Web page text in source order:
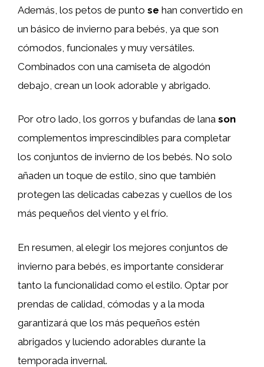
Además, los petos de punto se han convertido en
un básico de invierno para bebés, ya que son
cómodos, funcionales y muy versátiles.
Combinados con una camiseta de algodón
debajo, crean un look adorable y abrigado.
Por otro lado, los gorros y bufandas de lana son
complementos imprescindibles para completar
los conjuntos de invierno de los bebés. No solo
añaden un toque de estilo, sino que también
protegen las delicadas cabezas y cuellos de los
más pequeños del viento y el frío.
En resumen, al elegir los mejores conjuntos de
invierno para bebés, es importante considerar
tanto la funcionalidad como el estilo. Optar por
prendas de calidad, cómodas y a la moda
garantizará que los más pequeños estén
abrigados y luciendo adorables durante la
temporada invernal.